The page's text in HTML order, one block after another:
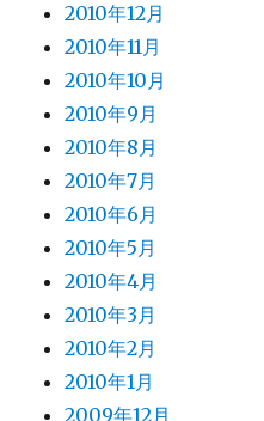
2010年12月
2010年11月
2010年10月
2010年9月
2010年8月
2010年7月
2010年6月
2010年5月
2010年4月
2010年3月
2010年2月
2010年1月
2009年12月